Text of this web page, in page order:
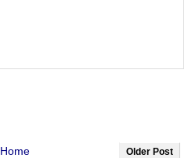
Older Post
Home